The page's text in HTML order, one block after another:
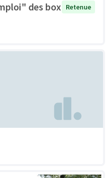
des box
Retenue